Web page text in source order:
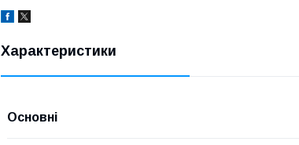
Характеристики
Основні